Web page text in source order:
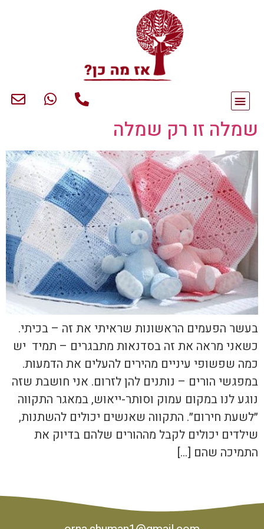
שמלה זו רק שמלה
בעשר הפעמים הראשונות שראיתי את זה – בכיתי.
כשאני מראה את זה בסדנאות מתבגרים – תמיד יש
כמה שפשופי עיניים מהירים להעלים את הדמעות.
במפגשי הורים – נותנים להן לזרום. אני חושבת שזה
נוגע לנו במקום עמוק וסותר-ייאוש, במאגר התקווה
״לשעת חירום״. התקווה שאנשים יכולים להשתנות,
שילדים יכולים לקבל מההורים שלהם בדיוק את
התמיכה שהם […]